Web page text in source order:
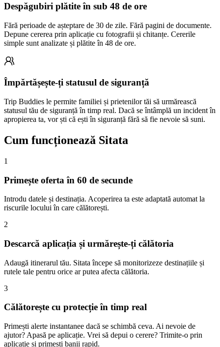
Despăgubiri plătite în sub 48 de ore
Fără perioade de așteptare de 30 de zile. Fără pagini de documente.
Depune cererea prin aplicație cu fotografii și chitanțe. Cererile
simple sunt analizate și plătite în 48 de ore.
Împărtășește-ți statusul de siguranță
Trip Buddies le permite familiei și prietenilor tăi să urmărească
statusul tău de siguranță în timp real. Dacă se întâmplă un incident în
apropierea ta, vor ști că ești în siguranță fără să fie nevoie să suni.
Cum funcționează Sitata
1
Primește oferta în 60 de secunde
Introdu datele și destinația. Acoperirea ta este adaptată automat la
riscurile locului în care călătorești.
2
Descarcă aplicația și urmărește-ți călătoria
Adaugă itinerarul tău. Sitata începe să monitorizeze destinațiile și
rutele tale pentru orice ar putea afecta călătoria.
3
Călătorește cu protecție în timp real
Primești alerte instantanee dacă se schimbă ceva. Ai nevoie de
ajutor? Apasă pe aplicație. Vrei să depui o cerere? Trimite-o prin
aplicație și primești banii rapid.